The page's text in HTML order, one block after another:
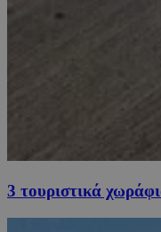
3 τουριστικά